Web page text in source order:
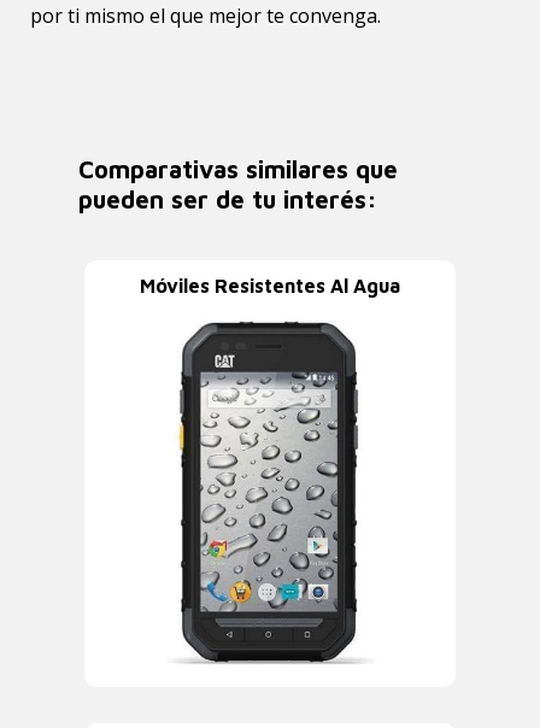
por ti mismo el que mejor te convenga.
Comparativas similares que
pueden ser de tu interés:
Móviles Resistentes Al Agua